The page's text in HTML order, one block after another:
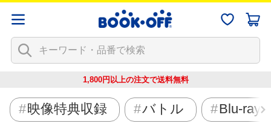
1,800円以上の注文で送料無料
映像特典収録 バトル Blu-ray